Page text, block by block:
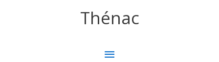
Thénac
MENU